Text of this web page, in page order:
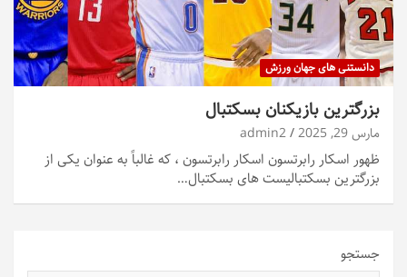
دانستنی های جهان ورزش
بزرگترین بازیکنان بسکتبال
مارس 29, 2025 admin2
ظهور اسکار رابرتسون اسکار رابرتسون ، که غالباً به عنوان یکی از
بزرگترین بسکتبالیست های بسکتبال…
جستجو